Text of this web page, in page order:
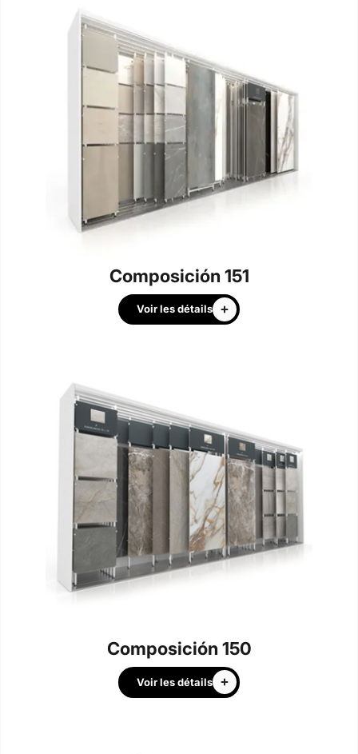
Composición 151
Voir les détails
Composición 150
Voir les détails